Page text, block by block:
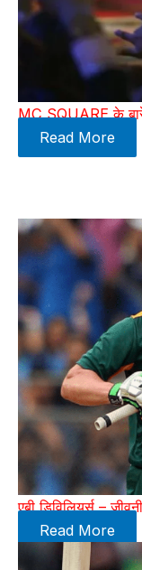
MC SQUARE के
Read More
एबी डिविलियर्स –
Read More